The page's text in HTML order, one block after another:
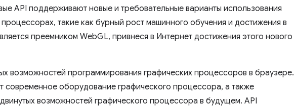
API поддерживают новые и требовательные варианты использования
такие как бурный рост машинного обучения и достижения в
преемником WebGL, привнеся в Интернет достижения этого нового
возможностей программирования графических процессоров в браузере.
современное оборудование графического процессора, а также
возможностей графического процессора в будущем. API